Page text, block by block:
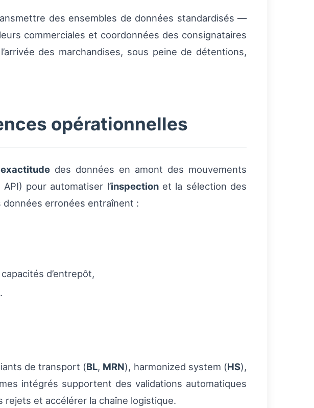
des ensembles de données standardisés —
commerciales et coordonnées des consignataires
des marchandises, sous peine de détentions,
opérationnelles
exactitude des données en amont des mouvements
pour automatiser l’inspectionet la sélection des
données erronées entraînent :
d’entrepôt,
de transport (BL, MRN), harmonized system (HS),
intégrés supportent des validations automatiques
et accélérer la chaîne logistique.